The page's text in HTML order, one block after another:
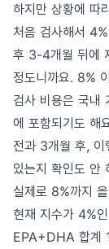
하지만 상황에 따
처음 검사해서
후 3-4개월 뒤에
정도니까요. 8%
검사 비용은 국내
에 포함되기도 해
전과 3개월 후, 이
있는지 확인도 안
실제로 8%까지
현재 지수가 4%
EPA+DHA 합계